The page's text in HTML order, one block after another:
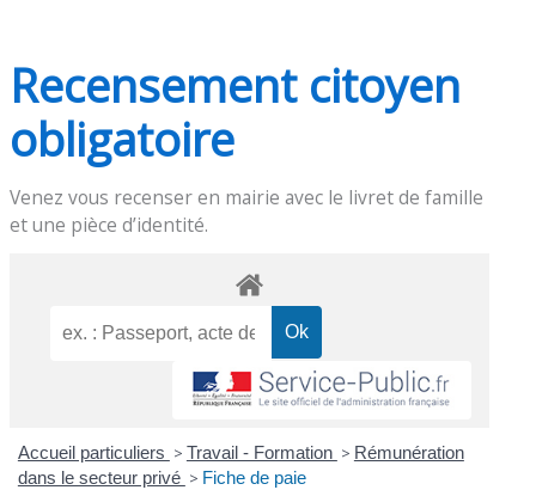
Recensement citoyen
obligatoire
Venez vous recenser en mairie avec le livret de famille
et une pièce d’identité.
Accueil particuliers > Travail - Formation > Rémunération
dans le secteur privé > Fiche de paie